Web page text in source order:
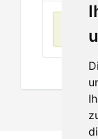
No